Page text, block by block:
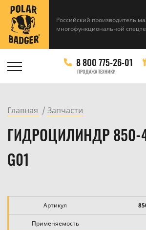
Российский производитель
многофункциональной
8 800 775-26-01
ПРОДАЖА ТЕХНИКИ
Главная Запчасти
ГИДРОЦИЛИНДР 850-
G01
Артикул
Применяемость